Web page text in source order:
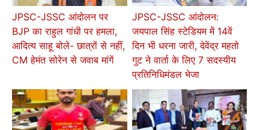
JPSC-JSSC आंदोलन पर
BJP का राहुल गांधी पर हमला,
आदित्य साहू बोले- छात्रों से नहीं,
CM हेमंत सोरेन से जवाब मांगें
JPSC-JSSC आंदोलन:
जयपाल सिंह स्टेडियम में 14वें
दिन भी धरना जारी, देवेंद्र महतो
गुट ने वार्ता के लिए 7 सदस्यीय
प्रतिनिधिमंडल भेजा